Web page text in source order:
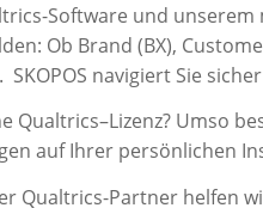
-Software und unserem
: Ob Brand (BX),
SKOPOS navigiert Sie sicher
Qualtrics–Lizenz? Umso
auf Ihrer persönlichen
Qualtrics-Partner helfen